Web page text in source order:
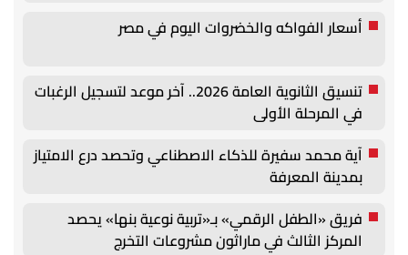
أسعار الفواكه والخضروات اليوم في مصر
تنسيق الثانوية العامة 2026.. آخر موعد لتسجيل الرغبات
في المرحلة الأولى
آية محمد سفيرة للذكاء الاصطناعي وتحصد درع الامتياز
بمدينة المعرفة
فريق «الطفل الرقمي» بـ«تربية نوعية بنها» يحصد
المركز الثالث في ماراثون مشروعات التخرج